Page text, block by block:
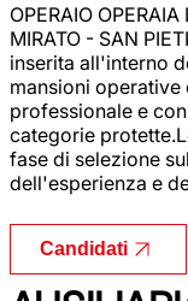
OPERAIO
MIRATO - SAN
inserita all'interno
mansioni
professionale e
categorie
fase di selezione
dell'esperienza e
Candidati